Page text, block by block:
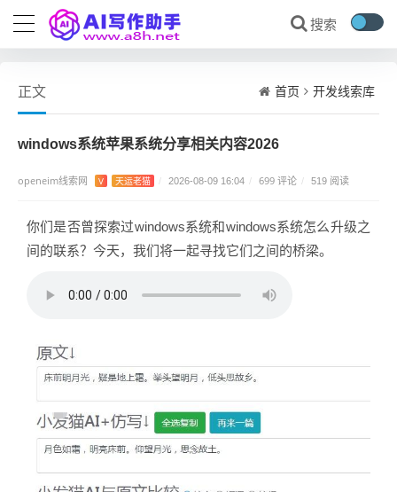
正文 首页 开发线索库
windows系统苹果系统分享相关内容2026
openeim线索网 V 天运老猫 / 2026-08-09 16:04 / 699 评论 / 519 阅读
你们是否曾探索过windows系统和windows系统怎么升级之
间的联系？今天，我们将一起寻找它们之间的桥梁。